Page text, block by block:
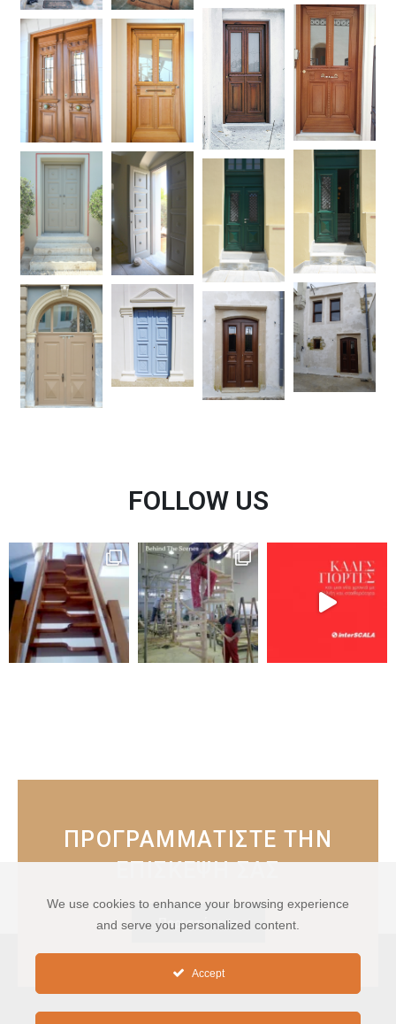
FOLLOW US
ΠΡΟΓΡΑΜΜΑΤΙΣΤΕ ΤΗΝ
ΕΠΙΣΚΕΨΗ ΣΑΣ
Περισσότερα
We use cookies to enhance your browsing experience
and serve you personalized content.
Accept